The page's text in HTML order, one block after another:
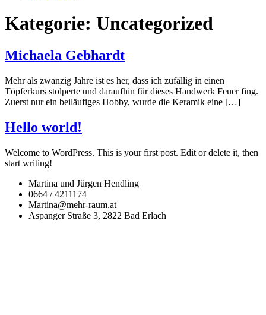
Kategorie: Uncategorized
Michaela Gebhardt
Mehr als zwanzig Jahre ist es her, dass ich zufällig in einen
Töpferkurs stolperte und daraufhin für dieses Handwerk Feuer fing.
Zuerst nur ein beiläufiges Hobby, wurde die Keramik eine […]
Hello world!
Welcome to WordPress. This is your first post. Edit or delete it, then
start writing!
Martina und Jürgen Hendling
0664 / 4211174
Martina@mehr-raum.at
Aspanger Straße 3, 2822 Bad Erlach